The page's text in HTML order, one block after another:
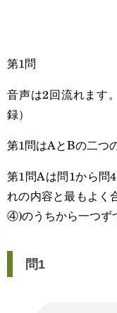
第1問
音声は2回流れます
録）
第1問はAとBの二つ
第1問Aは問1から問
れの内容と最もよく
④)のうちから一つず
問1